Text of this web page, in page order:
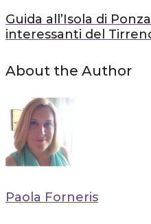
Guida all’Isola di
interessanti del
About the Author
Paola Forneris